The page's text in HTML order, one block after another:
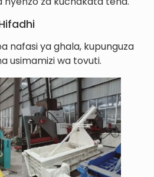
nafasi ya ghala, kupunguza
usimamizi wa tovuti.